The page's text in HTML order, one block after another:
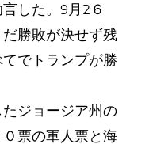
した。9月2６
勝敗が決せず残
でトランプが勝
ジョージア州の
票の軍人票と海